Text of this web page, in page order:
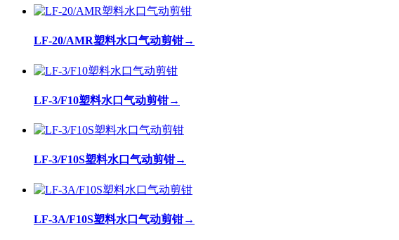
LF-20/AMR塑料水口气动剪钳→
LF-3/F10塑料水口气动剪钳→
LF-3/F10S塑料水口气动剪钳→
LF-3A/F10S塑料水口气动剪钳→